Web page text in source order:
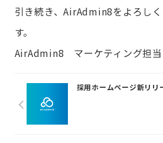
引き続き、AirAdmin8をよろし
す。
AirAdmin8 マーケティング担当
採用ホームページ新リリ